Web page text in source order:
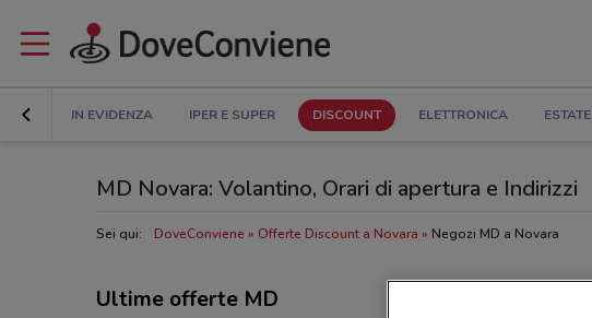
IN EVIDENZA IPER E SUPER DISCOUNT ELETTRONICA ESTATE
MD Novara: Volantino, Orari di apertura e Indirizzi
Sei qui: DoveConviene Offerte Discount a Novara Negozi MD a Novara
Ultime offerte MD